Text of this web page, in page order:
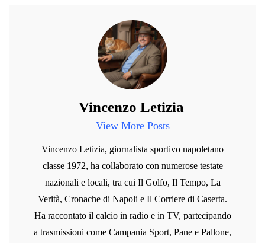
Vincenzo Letizia
View More Posts
Vincenzo Letizia, giornalista sportivo napoletano
classe 1972, ha collaborato con numerose testate
nazionali e locali, tra cui Il Golfo, Il Tempo, La
Verità, Cronache di Napoli e Il Corriere di Caserta.
Ha raccontato il calcio in radio e in TV, partecipando
a trasmissioni come Campania Sport, Pane e Pallone,